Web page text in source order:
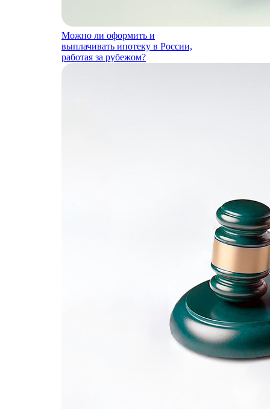
Можно ли оформить и
выплачивать ипотеку в России,
работая за рубежом?